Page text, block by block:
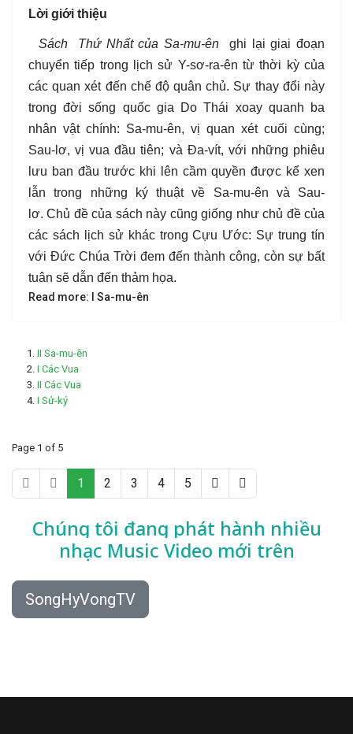
Lời giới thiệu
Sách Thứ Nhất của Sa-mu-ên
ghi lại giai đoạn
chuyển tiếp trong lịch sử Y-sơ-ra-ên từ thời kỳ của
các quan xét đến chế độ quân chủ. Sự thay đổi này
trong đời sống quốc gia Do Thái xoay quanh ba
nhân vật chính: Sa-mu-ên, vị quan xét cuối cùng;
Sau-lơ, vị vua đầu tiên; và Đa-vít, với những phiêu
lưu ban đầu trước khi lên cầm quyền được kể xen
lẫn trong những ký thuật về Sa-mu-ên và Sau-
lơ.Chủ đề của sách này cũng giống như chủ đề của
các sách lịch sử khác trong Cựu Ước: Sự trung tín
với Đức Chúa Trời đem đến thành công, còn sự bất
tuân sẽ dẫn đến thảm họa.
Read more: I Sa-mu-ên
II Sa-mu-ên
I Các Vua
II Các Vua
I Sử-ký
Page 1 of 5
1 2 3 4 5
Chúng tôi đang phát hành nhiều
nhạc Music Video mới trên
SongHyVongTV